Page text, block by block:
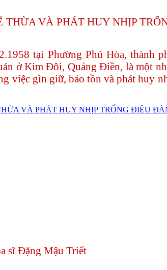
THỪA VÀ PHÁT HUY NHỊP
tại Phường Phú Hòa, thành
ở Kim Đôi, Quảng Điền, là một
việc gìn giữ, bảo tồn và phát huy
VÀ PHÁT HUY NHỊP TRỐNG ĐIỆU
sĩ Đặng Mậu Triết